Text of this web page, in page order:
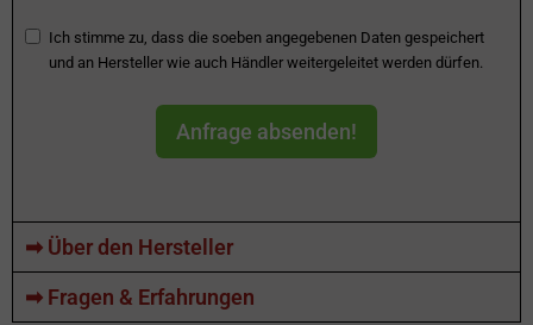
Ich stimme zu, dass die soeben angegebenen Daten gespeichert
und an Hersteller wie auch Händler weitergeleitet werden dürfen.
Anfrage absenden!
➡ Über den Hersteller
➡ Fragen & Erfahrungen